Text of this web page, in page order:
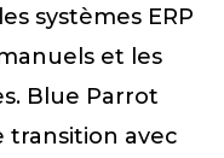
systèmes ERP
et les
Blue Parrot
transition avec